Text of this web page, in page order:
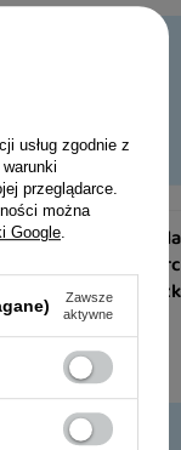
Karma mokra
Pleasures z
zielonym
33,06 zł
13,78 zł / kg
usług zgodnie z
przeglądarce.
można
Google
Zawsze
aktywne